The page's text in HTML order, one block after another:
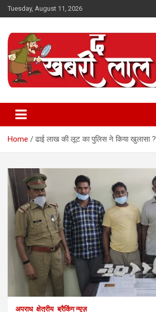
Skip
to
Tuesday, August 11, 2026
The Khabri Laal
Online News Portal
Home ढाई लाख की लूट का पुलिस ने किया खुलासा ?
अपराध क्षेत्रीय ब्रैकिंग न्यूज़